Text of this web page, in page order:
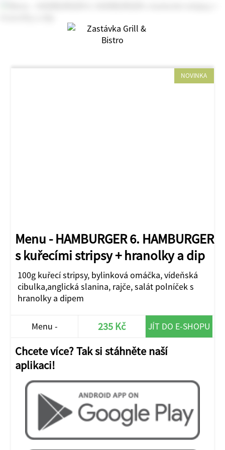
NOVINKA
Menu - HAMBURGER 6. HAMBURGER
s kuřecími stripsy + hranolky a dip
100g kuřecí stripsy, bylinková omáčka, vídeňská
cibulka,anglická slanina, rajče, salát polníček s
hranolky a dipem
Menu -
HAMBURGER
235 Kč JÍT DO E-SHOPU
Chcete více? Tak si stáhněte naší
aplikaci!